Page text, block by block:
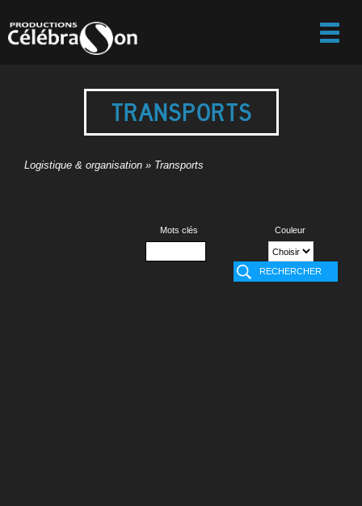
TRANSPORTS
Logistique & organisation » Transports
Mots clés Couleur